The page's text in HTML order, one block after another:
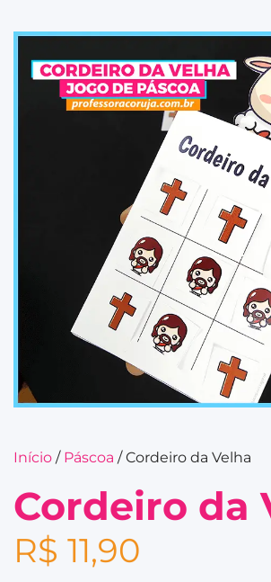
Início / Páscoa / Cordeiro da Velha
Cordeiro da
R$ 11,90